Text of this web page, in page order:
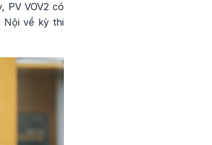
PV VOV2 có
Nội về kỳ thi